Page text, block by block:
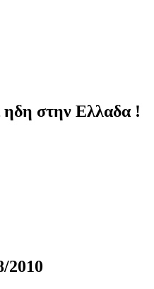
ηδη στην Ελλαδα !
2010